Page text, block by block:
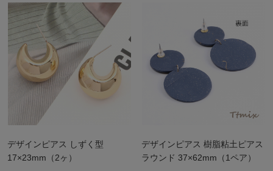
デザインピアス しずく型
17×23mm（2ヶ）
デザインピアス 樹脂粘土ピアス
ラウンド 37×62mm（1ペア）